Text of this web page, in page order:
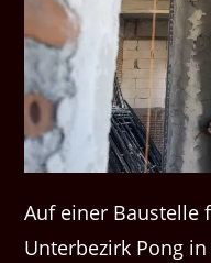
Auf einer Baustelle
Unterbezirk Pong